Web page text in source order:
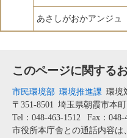
あさしがおかアンジュ
このページに関する
市民環境部 環境推進課 環境
〒351-8501 埼玉県朝霞市本町
Tel：048-463-1512
Fax：048-
市役所本庁舎との通話内容